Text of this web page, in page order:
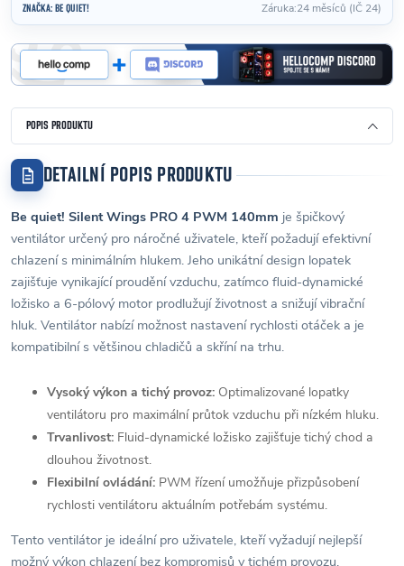
ZNAČKA: BE QUIET! Záruka:24 měsíců (IČ 24)
POPIS PRODUKTU
DETAILNÍ POPIS PRODUKTU
Be quiet! Silent Wings PRO 4 PWM 140mm je špičkový
ventilátor určený pro náročné uživatele, kteří požadují efektivní
chlazení s minimálním hlukem. Jeho unikátní design lopatek
zajišťuje vynikající proudění vzduchu, zatímco fluid-dynamické
ložisko a 6-pólový motor prodlužují životnost a snižují vibrační
hluk. Ventilátor nabízí možnost nastavení rychlosti otáček a je
kompatibilní s většinou chladičů a skříní na trhu.
Vysoký výkon a tichý provoz: Optimalizované lopatky
ventilátoru pro maximální průtok vzduchu při nízkém hluku.
Trvanlivost: Fluid-dynamické ložisko zajišťuje tichý chod a
dlouhou životnost.
Flexibilní ovládání: PWM řízení umožňuje přizpůsobení
rychlosti ventilátoru aktuálním potřebám systému.
Tento ventilátor je ideální pro uživatele, kteří vyžadují nejlepší
možný výkon chlazení bez kompromisů v tichém provozu.